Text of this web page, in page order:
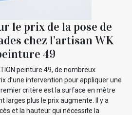
le prix de la pose de
chez l’artisan WK
49
peinture 49, de nombreux
d’une intervention pour appliquer une
critère est la surface en mètre
larges plus le prix augmente. Il y a
et la hauteur qui nécessite la